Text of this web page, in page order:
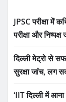
JPSC परीक्षा में
परीक्षा और
दिल्ली मेट्रो से
सुरक्षा जांच, लग
‘IIT दिल्ली में